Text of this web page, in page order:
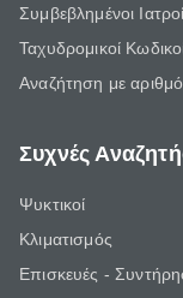
Συμβεβλημένοι
Ταχυδρομικοί
Αναζήτηση με αριθμό
Συχνές
Ψυκτικοί
Κλιματισμός
Επισκευές -